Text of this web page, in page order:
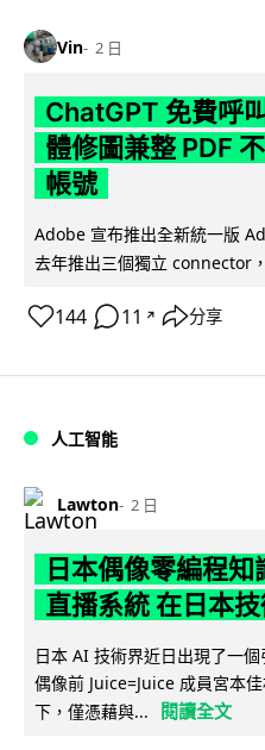
Vin 2 日
ChatGPT 免費呼
體修圖兼整 PDF
帳號
Adobe 宣布推出全新統一版
去年推出三個獨立 connector
144 11 ↗ 分享
人工智能
Lawton 2 日
日本偶像零編程
直播系統 在日本
日本 AI 技術界近日出現了一
偶像前 Juice=Juice 成員宮本
下，僅憑藉與...
閱讀全文